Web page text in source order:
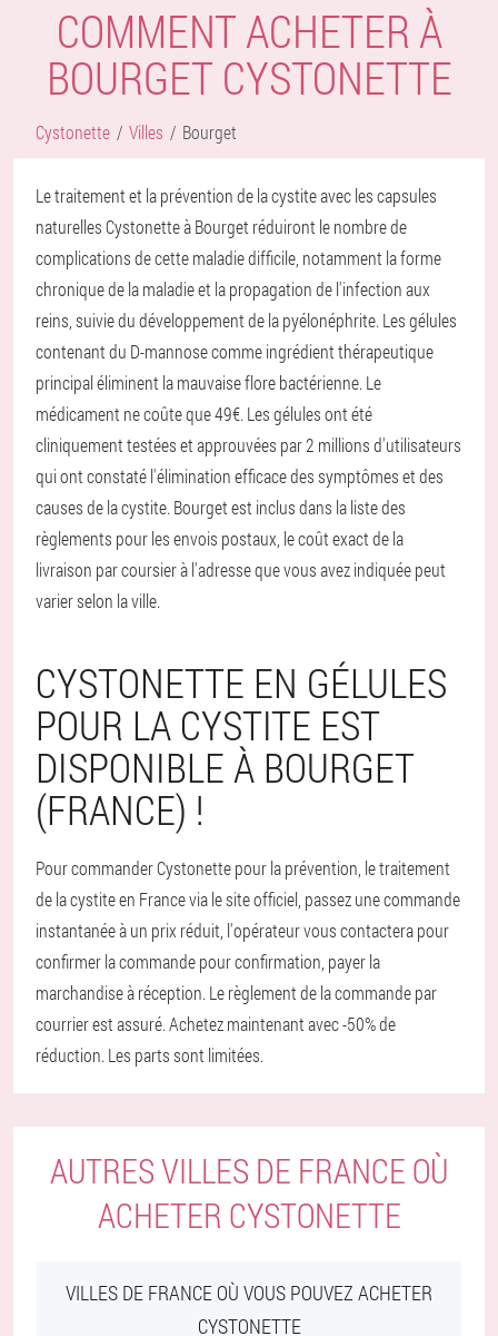
COMMENT ACHETER À
BOURGET CYSTONETTE
Cystonette Villes Bourget
Le traitement et la prévention de la cystite avec les capsules
naturelles Cystonette à Bourget réduiront le nombre de
complications de cette maladie difficile, notamment la forme
chronique de la maladie et la propagation de l'infection aux
reins, suivie du développement de la pyélonéphrite. Les gélules
contenant du D-mannose comme ingrédient thérapeutique
principal éliminent la mauvaise flore bactérienne. Le
médicament ne coûte que 49€. Les gélules ont été
cliniquement testées et approuvées par 2 millions d'utilisateurs
qui ont constaté l'élimination efficace des symptômes et des
causes de la cystite. Bourget est inclus dans la liste des
règlements pour les envois postaux, le coût exact de la
livraison par coursier à l'adresse que vous avez indiquée peut
varier selon la ville.
CYSTONETTE EN GÉLULES
POUR LA CYSTITE EST
DISPONIBLE À BOURGET
(FRANCE) !
Pour commander Cystonette pour la prévention, le traitement
de la cystite en France via le site officiel, passez une commande
instantanée à un prix réduit, l'opérateur vous contactera pour
confirmer la commande pour confirmation, payer la
marchandise à réception. Le règlement de la commande par
courrier est assuré. Achetez maintenant avec -50% de
réduction. Les parts sont limitées.
AUTRES VILLES DE FRANCE OÙ
ACHETER CYSTONETTE
VILLES DE FRANCE OÙ VOUS POUVEZ ACHETER
CYSTONETTE